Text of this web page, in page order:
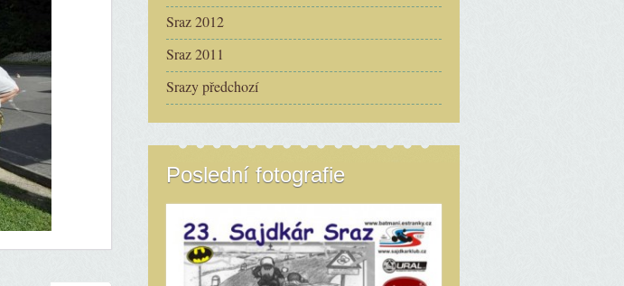
Sraz 2012
Sraz 2011
Srazy předchozí
Poslední fotografie